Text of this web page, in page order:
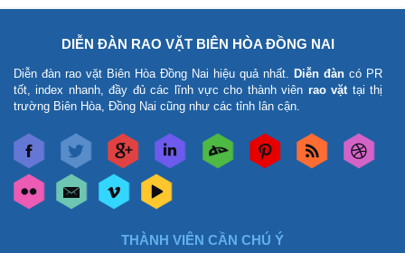
DIỄN ĐÀN RAO VẶT BIÊN HÒA ĐỒNG NAI
Diễn đàn rao vặt Biên Hòa Đồng Nai hiệu quả nhất. Diễn đàn có PR
tốt, index nhanh, đầy đủ các lĩnh vực cho thành viên rao vặttại thị
trường Biên Hòa, Đồng Nai cũng như các tỉnh lân cận.
THÀNH VIÊN CẦN CHÚ Ý